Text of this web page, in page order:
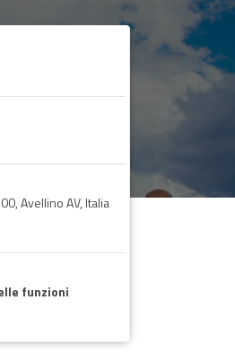
Avellino AV, Italia
funzioni